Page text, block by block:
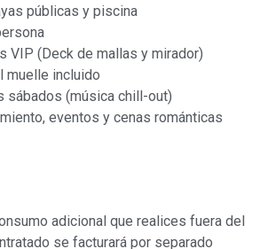
públicas y piscina
VIP (Deck de mallas y mirador)
muelle incluido
sábados (música chill-out)
eventos y cenas románticas
adicional que realices fuera del
se facturará por separado